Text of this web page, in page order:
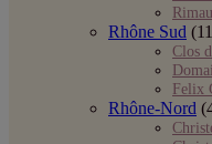
Rhône Sud
Clos
Felix
Rhône-Nord